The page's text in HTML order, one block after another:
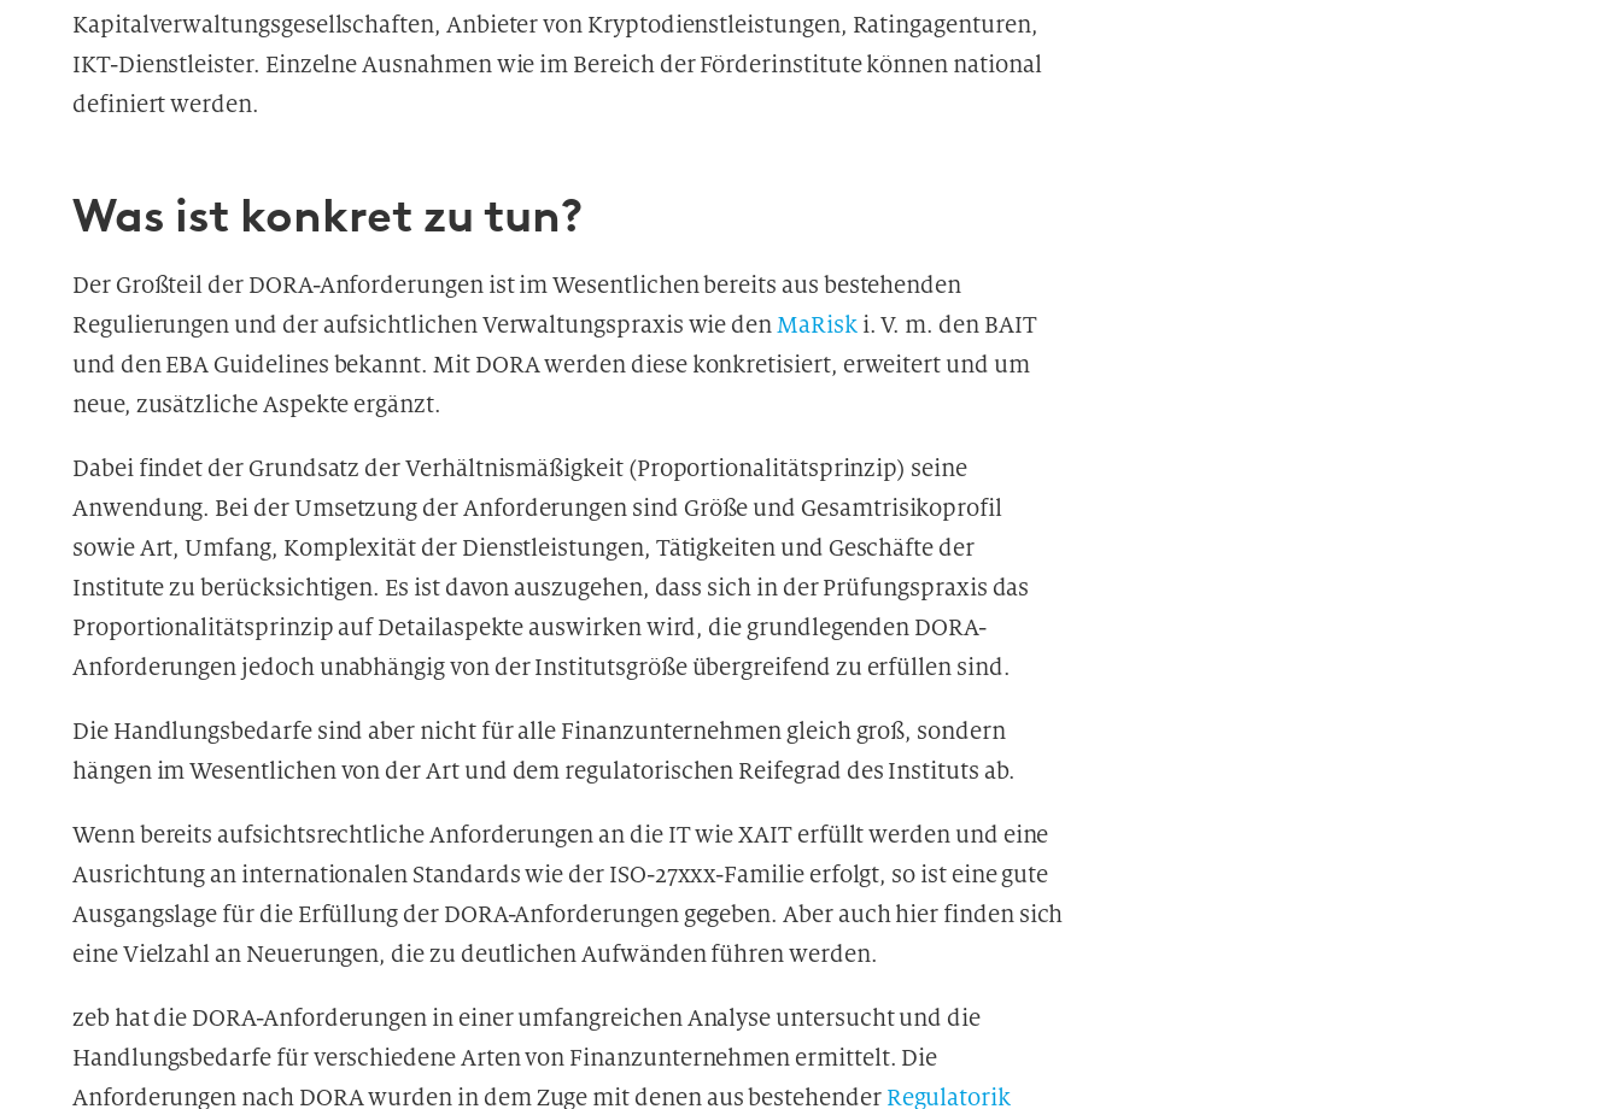
Kapitalverwaltungsgesellschaften, Anbieter von Kryptodienstleistungen, Ratingagenturen,
IKT-Dienstleister. Einzelne Ausnahmen wie im Bereich der Förderinstitute können national
definiert werden.
Was ist konkret zu tun?
Der Großteil der DORA-Anforderungen ist im Wesentlichen bereits aus bestehenden
Regulierungen und der aufsichtlichen Verwaltungspraxis wie denMaRiski. V. m. den BAIT
und den EBA Guidelines bekannt. Mit DORA werden diese konkretisiert, erweitert und um
neue, zusätzliche Aspekte ergänzt.
Dabei findet der Grundsatz der Verhältnismäßigkeit (Proportionalitätsprinzip) seine
Anwendung. Bei der Umsetzung der Anforderungen sind Größe und Gesamtrisikoprofil
sowie Art, Umfang, Komplexität der Dienstleistungen, Tätigkeiten und Geschäfte der
Institute zu berücksichtigen. Es ist davon auszugehen, dass sich in der Prüfungspraxis das
Proportionalitätsprinzip auf Detailaspekte auswirken wird, die grundlegenden DORA-
Anforderungen jedoch unabhängig von der Institutsgröße übergreifend zu erfüllen sind.
Die Handlungsbedarfe sind aber nicht für alle Finanzunternehmen gleich groß, sondern
hängen im Wesentlichen von der Art und dem regulatorischen Reifegrad des Instituts ab.
Wenn bereits aufsichtsrechtliche Anforderungen an die IT wie XAIT erfüllt werden und eine
Ausrichtung an internationalen Standards wie der ISO-27xxx-Familie erfolgt, so ist eine gute
Ausgangslage für die Erfüllung der DORA-Anforderungen gegeben. Aber auch hier finden sich
eine Vielzahl an Neuerungen, die zu deutlichen Aufwänden führen werden.
zeb hat die DORA-Anforderungen in einer umfangreichen Analyse untersucht und die
Handlungsbedarfe für verschiedene Arten von Finanzunternehmen ermittelt. Die
Anforderungen nach DORA wurden in dem Zuge mit denen aus bestehender Regulatorik